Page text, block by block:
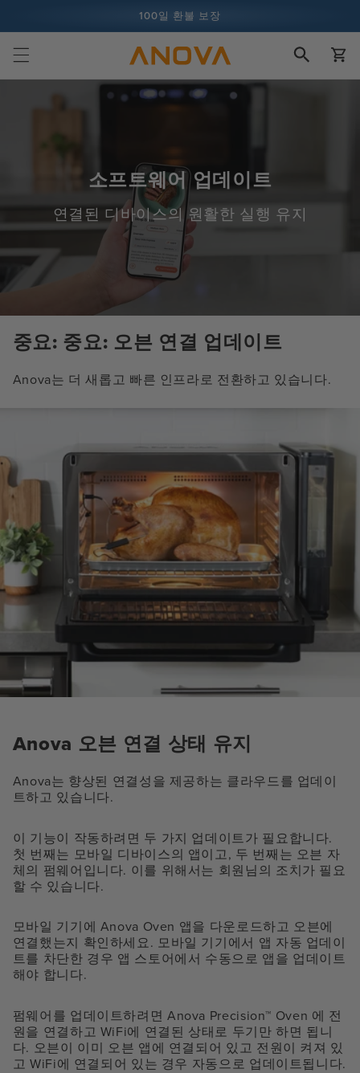
100일 환불 보장
1억 건 이상의 요리 및 계속 증가 중
장
바
구
니
소프트웨어 업데이트
연결된 디바이스의 원활한 실행 유지
중요: 중요: 오븐 연결 업데이트
Anova는 더 새롭고 빠른 인프라로 전환하고 있습니다.
Anova 오븐 연결 상태 유지
Anova는 향상된 연결성을 제공하는 클라우드를 업데이
트하고 있습니다.
이 기능이 작동하려면 두 가지 업데이트가 필요합니다.
첫 번째는 모바일 디바이스의 앱이고, 두 번째는 오븐 자
체의 펌웨어입니다. 이를 위해서는 회원님의 조치가 필요
할 수 있습니다.
모바일 기기에 Anova Oven 앱을 다운로드하고 오븐에
연결했는지 확인하세요. 모바일 기기에서 앱 자동 업데이
트를 차단한 경우 앱 스토어에서 수동으로 앱을 업데이트
해야 합니다.
펌웨어를 업데이트하려면 Anova Precision™ Oven 에 전
원을 연결하고 WiFi에 연결된 상태로 두기만 하면 됩니
다. 오븐이 이미 오븐 앱에 연결되어 있고 전원이 켜져 있
고 WiFi에 연결되어 있는 경우 자동으로 업데이트됩니다.